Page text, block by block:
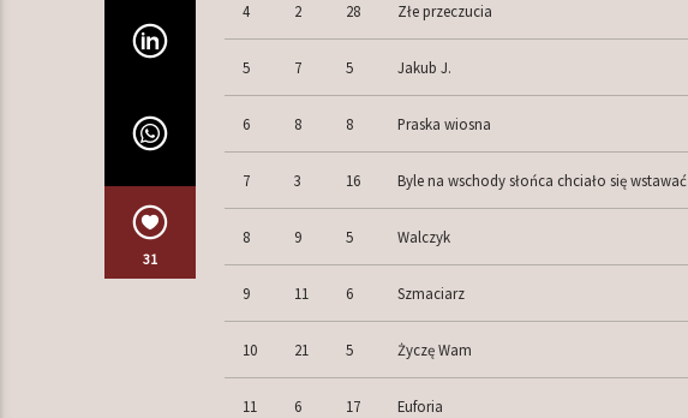
31
4 2 28 Złe przeczucia
5 7 5 Jakub J.
6 8 8 Praska wiosna
7 3 16 Byle na wschody słońca chciało się wstawać
8 9 5 Walczyk
9 11 6 Szmaciarz
10 21 5 Życzę Wam
11 6 17 Euforia